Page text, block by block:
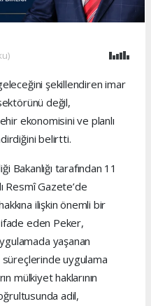
şekillendiren imar
değil,
ekonomisini ve planlı
belirtti.
Bakanlığı tarafından 11
Resmî Gazete’de
ilişkin önemli bir
eden Peker,
yaşanan
uygulama
mülkiyet haklarının
adil,